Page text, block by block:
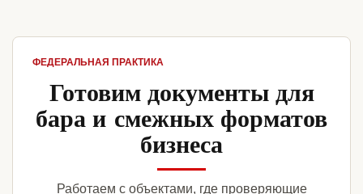
ФЕДЕРАЛЬНАЯ ПРАКТИКА
Готовим документы для
бара и смежных форматов
бизнеса
Работаем с объектами, где проверяющие